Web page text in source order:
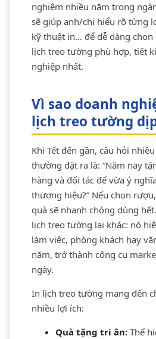
nghiệm nhiều năm trong
sẽ giúp anh/chị hiểu rõ từng
kỹ thuật in… để dễ dàng
lịch treo tường phù hợp, tiết
nghiệp nhất.
Vì sao doanh
lịch treo tường
Khi Tết đến gần, câu hỏi
thường đặt ra là: “Năm nay
hàng và đối tác để vừa ý
thương hiệu?” Nếu chọn
quà sẽ nhanh chóng dùng
lịch treo tường lại khác: nó
làm việc, phòng khách hay
năm, trở thành công cụ
ngày.
In lịch treo tường mang đến
nhiều lợi ích:
Quà tặng tri ân: Thể